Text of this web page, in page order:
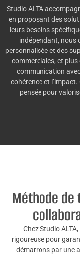
Studio ALTA
en proposant des
leurs besoins
indépendant, nous
personnalisée et des
commerciales, et
communication
cohérence et
pensée pour
Méthode
Chez Studio
rigoureuse pour
démarrons par une